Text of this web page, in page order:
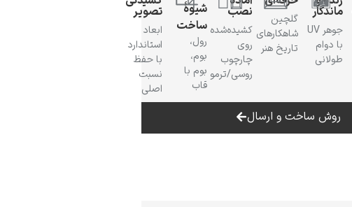
ماندگار
جوهر UV
با دوام
طولانی
گلچین
شاهکارهای
تاریخ هنر
نصب
کشیده‌شده
روی
چارچوب
روسی/ترمو
شیوهٔ
ساخت
رول،
بوم،
بوم با
قاب
تصویر
ابعاد
استاندارد
با حفظ
نسبت
اصلی
روش ساخت و ارسال